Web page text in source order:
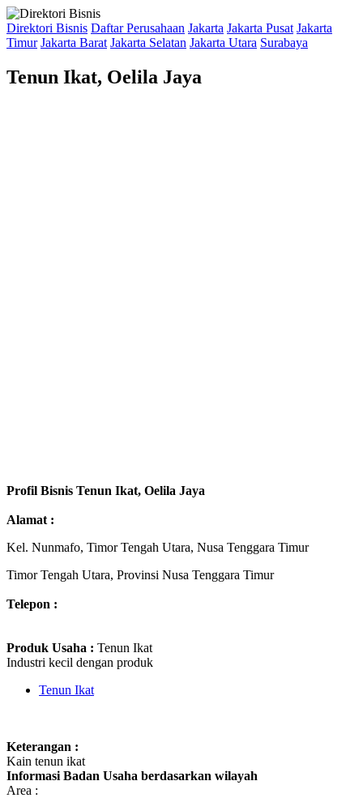
Direktori Bisnis Daftar Perusahaan Jakarta Jakarta Pusat Jakarta
Timur Jakarta Barat Jakarta Selatan Jakarta Utara Surabaya
Tenun Ikat, Oelila Jaya
Profil Bisnis Tenun Ikat, Oelila Jaya
Alamat :
Kel. Nunmafo, Timor Tengah Utara, Nusa Tenggara Timur
Timor Tengah Utara, Provinsi Nusa Tenggara Timur
Telepon :
Produk Usaha : Tenun Ikat
Industri kecil dengan produk
Tenun Ikat
Keterangan :
Kain tenun ikat
Informasi Badan Usaha berdasarkan wilayah
Area :